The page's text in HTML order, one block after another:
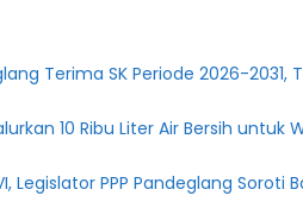
Terima SK Periode 2026-2031,
10 Ribu Liter Air Bersih untuk
Legislator PPP Pandeglang Soroti